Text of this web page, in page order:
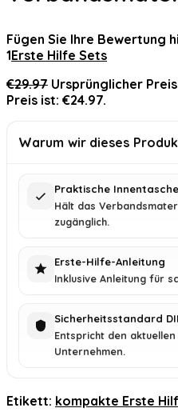
Fügen Sie Ihre Bewertung
1Erste Hilfe Sets
€29.97 Ursprünglicher
Preis ist: €24.97.
Warum wir dieses
Praktische
Hält das
zugänglich.
Erste-Hilfe-Anleitung
Inklusive Anleitung für
Sicherheitsstandard
Entspricht den
Unternehmen.
Etikett: kompakte Erste